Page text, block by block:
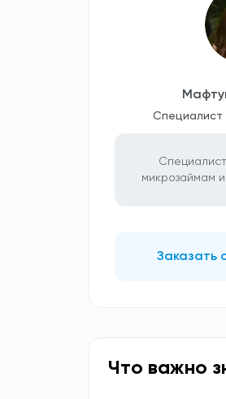
Специалист
микрозаймам
Заказать
Что важно